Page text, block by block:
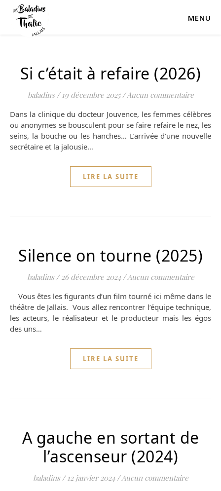
MENU
Si c’était à refaire (2026)
baladins / 19 décembre 2025 /Aucun commentaire
Dans la clinique du docteur Jouvence, les femmes célèbres
ou anonymes se bousculent pour se faire refaire le nez, les
seins, la bouche ou les hanches… L’arrivée d’une nouvelle
secrétaire et la jalousie…
LIRE LA SUITE
Silence on tourne (2025)
baladins / 26 décembre 2024 / Aucun commentaire
Vous êtes les figurants d’un film tourné ici même dans le
théâtre de Jallais. Vous allez rencontrer l’équipe technique,
les acteurs, le réalisateur et le producteur mais les égos
des uns…
LIRE LA SUITE
A gauche en sortant de
l’ascenseur (2024)
baladins / 12 janvier 2024 / Aucun commentaire